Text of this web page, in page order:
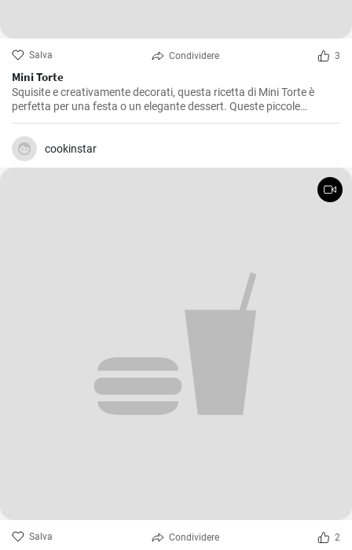
Salva Condividere 3
Mini Torte
Squisite e creativamente decorati, questa ricetta di Mini Torte è
perfetta per una festa o un elegante dessert. Queste piccole
sorprese sono sicuramente un piacere per gli occhi e un paradiso
per il palato!
cookinstar
Salva Condividere 2